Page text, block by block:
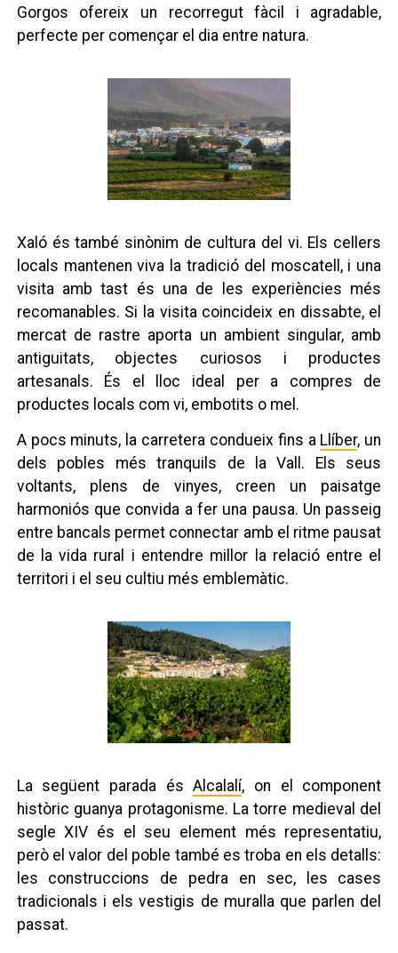
Gorgos ofereix un recorregut fàcil i agradable,
perfecte per començar el dia entre natura.
Xaló és també sinònim de cultura del vi. Els cellers
locals mantenen viva la tradició del moscatell, i una
visita amb tast és una de les experiències més
recomanables. Si la visita coincideix en dissabte, el
mercat de rastre aporta un ambient singular, amb
antiguitats, objectes curiosos i productes
artesanals. És el lloc ideal per a compres de
productes locals com vi, embotits o mel.
A pocs minuts, la carretera condueix fins a Llíber, un
dels pobles més tranquils de la Vall. Els seus
voltants, plens de vinyes, creen un paisatge
harmoniós que convida a fer una pausa. Un passeig
entre bancals permet connectar amb el ritme pausat
de la vida rural i entendre millor la relació entre el
territori i el seu cultiu més emblemàtic.
La següent parada ésAlcalalí, on el component
històric guanya protagonisme. La torre medieval del
segle XIV és el seu element més representatiu,
però el valor del poble també es troba en els detalls:
les construccions de pedra en sec, les cases
tradicionals i els vestigis de muralla que parlen del
passat.